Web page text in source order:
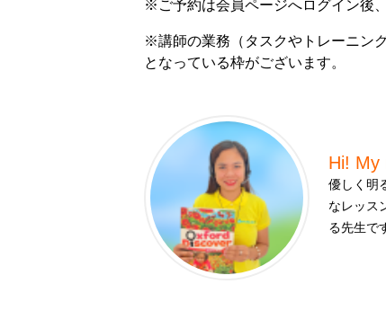
※ご予約は会員ページへログイン後
※講師の業務（タスクやトレーニン
となっている枠がございます。
Hi! My
優しく明
なレッス
る先生で